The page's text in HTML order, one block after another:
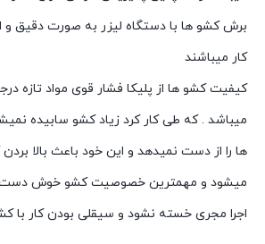
برش کشو ها با دستگاه لیزر به صورت دقیق و
کار میباشند
کیفیت کشو ها از پلیکا فشار قوی مواد تازه
میباشد . که طی کار کرد زیاد کشو سابیده
ها را از دست نمیدهد و این خود باعث بالا
میشود و مهمترین خصوصیت کشو خوش
اجرا مجری خسته نشود و سیقلی بودن کار با